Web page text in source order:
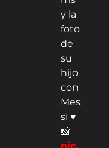
hijo
con
Mes
📸
pic.
twit
ter.
co
m/s